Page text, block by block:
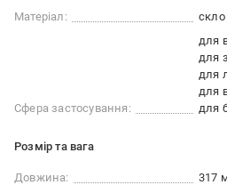
Матеріал:
скло
Сфера застосування:
для
для
для
для
для
Розмір та вага
Довжина:
317